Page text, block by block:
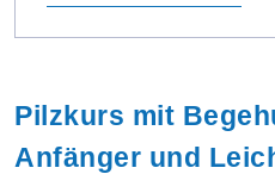
Pilzkurs mit
Anfänger und